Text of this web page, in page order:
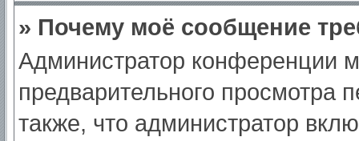
» Почему моё сообщение
Администратор конференции
предварительного просмотра
также, что администратор